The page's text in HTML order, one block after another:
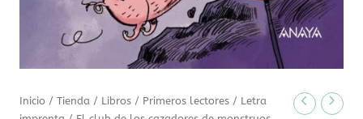
Inicio /Tienda / Libros / Primeros lectores / Letra